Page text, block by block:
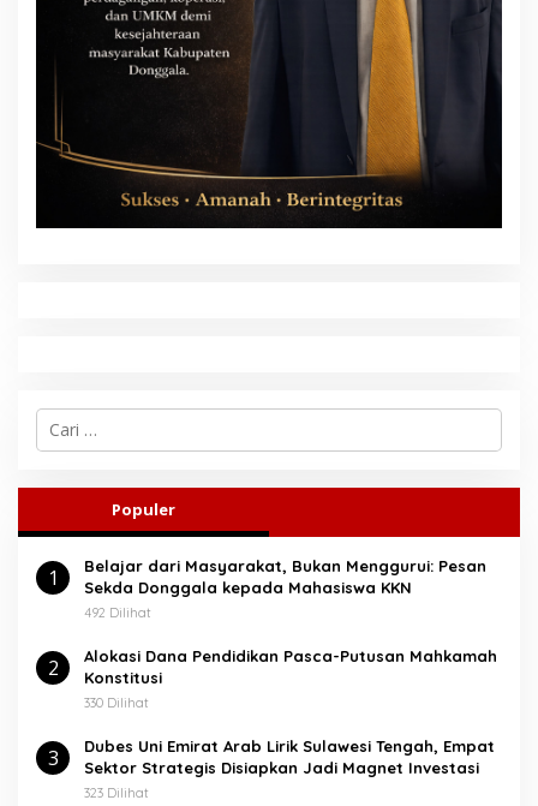
C
i
n
u
k
Populer
1
Belajar dari Masyarakat, Bukan Menggurui: Pesan
Sekda Donggala kepada Mahasiswa KKN
492 Dilihat
2
Alokasi Dana Pendidikan Pasca-Putusan Mahkamah
Konstitusi
330 Dilihat
3
Dubes Uni Emirat Arab Lirik Sulawesi Tengah, Empat
Sektor Strategis Disiapkan Jadi Magnet Investasi
323 Dilihat